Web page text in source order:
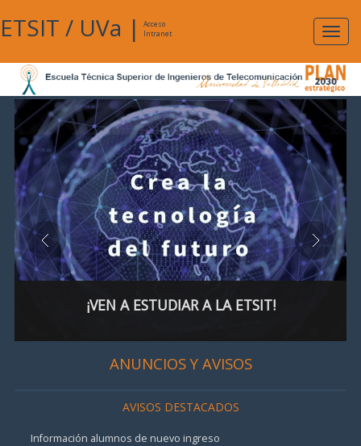
ETSIT / UVa |
Acceso
Intranet
¡VEN A ESTUDIAR A LA ETSIT!
ANUNCIOS Y AVISOS
AVISOS DESTACADOS
Información alumnos de nuevo ingreso